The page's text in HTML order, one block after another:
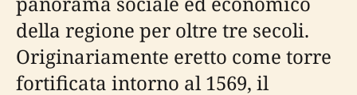
della regione per oltre tre secoli.
Originariamente eretto come torre
fortificata intorno al 1569, il